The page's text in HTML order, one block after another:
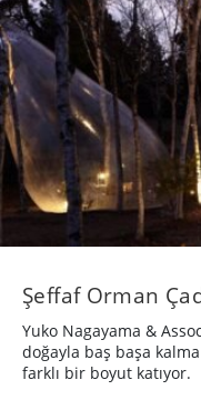
Şeffaf Orman
Yuko Nagayama &
doğayla baş başa
farklı bir boyut katıyor.